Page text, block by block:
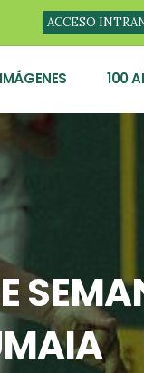
ACCESO
IMÁGENES 100